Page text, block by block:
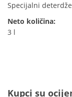
Specijalni
Neto količina:
3 l
Kupci su